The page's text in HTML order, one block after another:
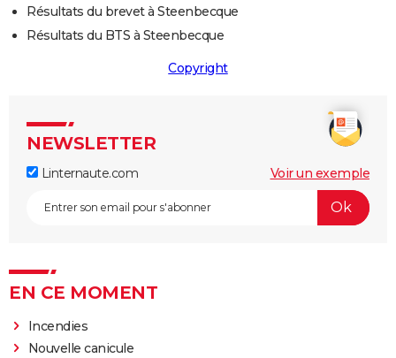
Résultats du brevet à Steenbecque
Résultats du BTS à Steenbecque
Copyright
NEWSLETTER
Linternaute.com Voir un exemple
EN CE MOMENT
Incendies
Nouvelle canicule